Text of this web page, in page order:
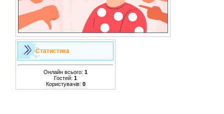
Статистика
Онлайн всього: 1
Гостей: 1
Користувачів: 0